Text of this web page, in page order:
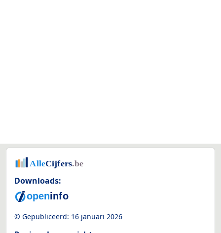
Downloads:
© Gepubliceerd: 16 januari 2026